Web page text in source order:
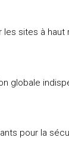
les sites à haut
globale
pour la